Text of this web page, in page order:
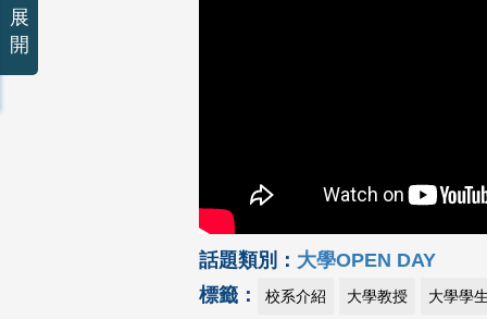
話題類別： 大學OPEN DAY
標籤：
校系介紹 大學教授 大學學生
展
開